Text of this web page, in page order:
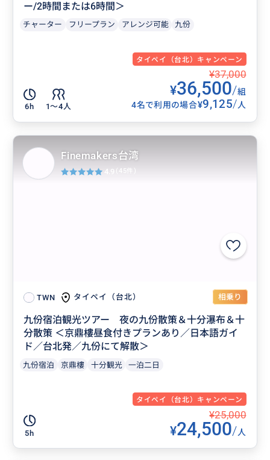
ー/2時間または6時間＞
チャーター フリープラン アレンジ可能 九份
タイペイ（台北）キャンペーン
6h 1〜4人
¥37,000
¥36,500/組
4名で利用の場合¥9,125/人
TWN タイペイ（台北） 相乗り
九份宿泊観光ツアー 夜の九份散策＆十分瀑布＆十
分散策 ＜京鼎樓昼食付きプランあり／日本語ガイ
ド／台北発／九份にて解散＞
九份宿泊 京鼎樓 十分観光 一泊二日
タイペイ（台北）キャンペーン
5h
¥25,000
¥24,500/人
Finemakers台湾
4.9 (45件)